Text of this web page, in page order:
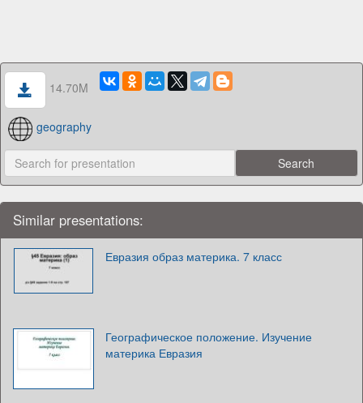
14.70M
geography
Similar presentations:
Евразия образ материка. 7 класс
Географическое положение. Изучение
материка Евразия